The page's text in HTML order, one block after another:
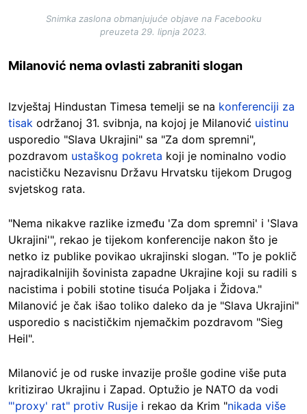
Snimka zaslona obmanjujuće objave na Facebooku
preuzeta 29. lipnja 2023.
Milanović nema ovlasti zabraniti slogan
Izvještaj Hindustan Timesa temelji se na konferenciji za
tisak održanoj 31. svibnja, na kojoj je Milanović uistinu
usporedio "Slava Ukrajini" sa "Za dom spremni",
pozdravom ustaškog pokreta koji je nominalno vodio
nacističku Nezavisnu Državu Hrvatsku tijekom Drugog
svjetskog rata.
"Nema nikakve razlike između 'Za dom spremni' i 'Slava
Ukrajini'", rekao je tijekom konferencije nakon što je
netko iz publike povikao ukrajinski slogan. "To je poklič
najradikalnijih šovinista zapadne Ukrajine koji su radili s
nacistima i pobili stotine tisuća Poljaka i Židova."
Milanović je čak išao toliko daleko da je "Slava Ukrajini"
usporedio s nacističkim njemačkim pozdravom "Sieg
Heil".
Milanović je od ruske invazije prošle godine više puta
kritizirao Ukrajinu i Zapad. Optužio je NATO da vodi
"'proxy' rat" protiv Rusije i rekao da Krim "nikada više